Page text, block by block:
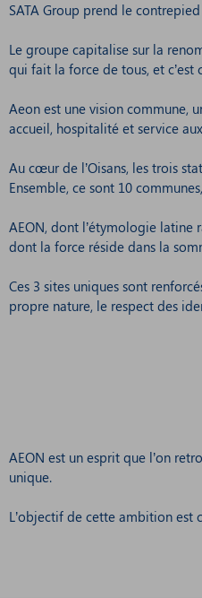
SATA Group prend le
Le groupe capitalise sur la
qui fait la force de tous, et
Aeon est une vision commune,
accueil, hospitalité et service
Au cœur de l’Oisans, les trois
Ensemble, ce sont 10
AEON, dont l’étymologie latine
dont la force réside dans la
Ces 3 sites uniques sont
propre nature, le respect des
AEON est un esprit que l’on
unique.
L’objectif de cette ambition est